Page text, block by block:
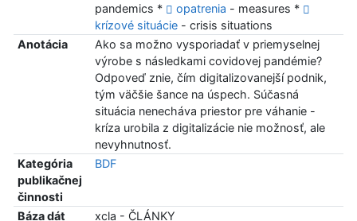
pandemics *
opatrenia - measures *
krízové situácie- crisis situations
Anotácia
Ako sa možno vysporiadať v priemyselnej
výrobe s následkami covidovej pandémie?
Odpoveď znie, čím digitalizovanejší podnik,
tým väčšie šance na úspech. Súčasná
situácia nenecháva priestor pre váhanie -
kríza urobila z digitalizácie nie možnosť, ale
nevyhnutnosť.
Kategória
publikačnej
činnosti
BDF
Báza dát
xcla - ČLÁNKY